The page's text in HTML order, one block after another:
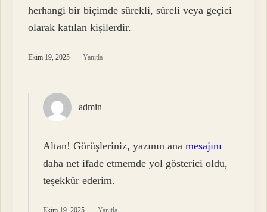
herhangi bir biçimde sürekli, süreli veya geçici
olarak katılan kişilerdir.
Ekim 19, 2025 Yanıtla
admin
Altan! Görüşleriniz, yazının anamesajını
daha net ifade etmemde yol gösterici oldu,
teşekkür ederim.
Ekim 19, 2025 Yanıtla